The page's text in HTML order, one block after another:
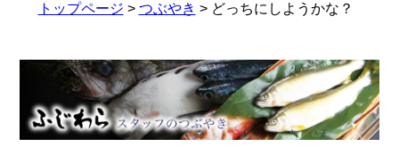
トップページ > つぶやき > どっちにしようかな？